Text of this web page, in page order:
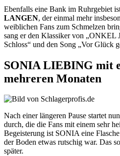
Ebenfalls eine Bank im Ruhrgebiet
LANGEN, der einmal mehr
weiblichen Fans zum Schmelzen
sang er den Klassiker von „ONKEL
Schloss“ und den Song „Vor Glück
SONIA LIEBING mit
mehreren Monaten
Nach einer längeren Pause startet nun
durch, die die Fans mit einem sehr
Begeisterung ist SONIA eine
der Boden etwas rutschig war. Das
später.